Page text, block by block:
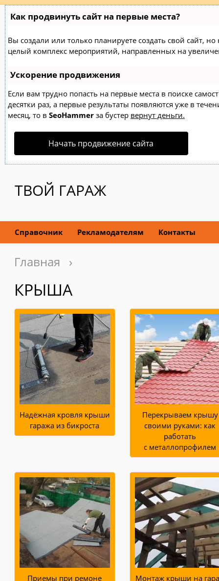
Как продвинуть сайт на первые места?
Вы создали или только планируете создать свой сайт,
целый комплекс мероприятий, направленных на
Ускорение продвижения
Если вам трудно попасть на первые места в поиске
десятки раз, а первые результаты появляются уже в
месяц, то в SeoHammer за бустер вернут деньги.
Начать продвижение сайта
ТВОЙ ГАРАЖ
Справочник Рекламодателям Контакты
Главная ›
КРЫША
Надёжная кровля крыши
гаража из бикроста
Перекрываем крышу
своими руками: как
работать
с металлопрофилем
Приемы при ремоне
Монтаж крыши на